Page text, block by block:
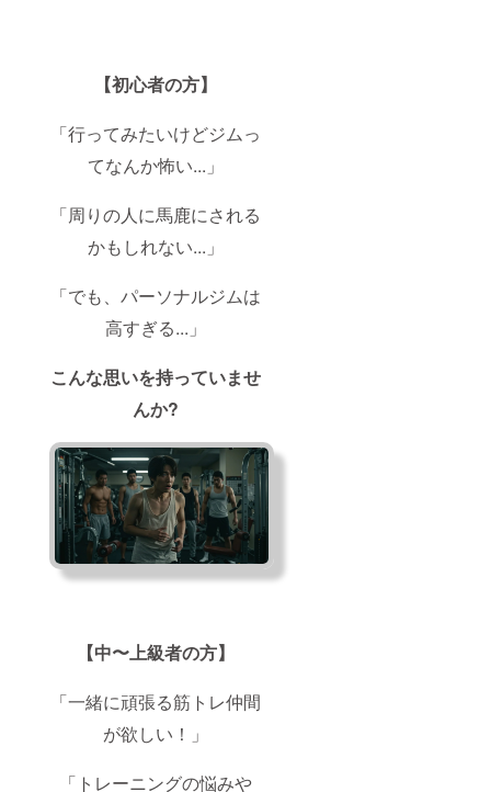
【初心者の方】
「行ってみたいけどジムっ
てなんか怖い...」
「周りの人に馬鹿にされる
かもしれない...」
「でも、パーソナルジムは
高すぎる...」
こんな思いを持っていませ
んか?
【中〜上級者の方】
「一緒に頑張る筋トレ仲間
が欲しい！」
「トレーニングの悩みや